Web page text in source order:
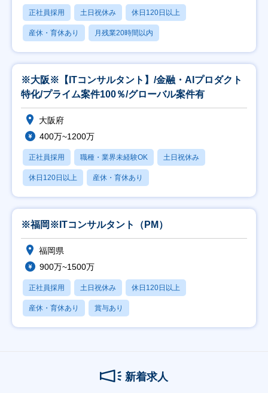
正社員採用 土日祝休み 休日120日以上
産休・育休あり 月残業20時間以内
※大阪※【ITコンサルタント】/金融・AIプロダクト
特化/プライム案件100％/グローバル案件有
大阪府
400万~1200万
正社員採用 職種・業界未経験OK 土日祝休み
休日120日以上 産休・育休あり
※福岡※ITコンサルタント（PM）
福岡県
900万~1500万
正社員採用 土日祝休み 休日120日以上
産休・育休あり 賞与あり
新着求人